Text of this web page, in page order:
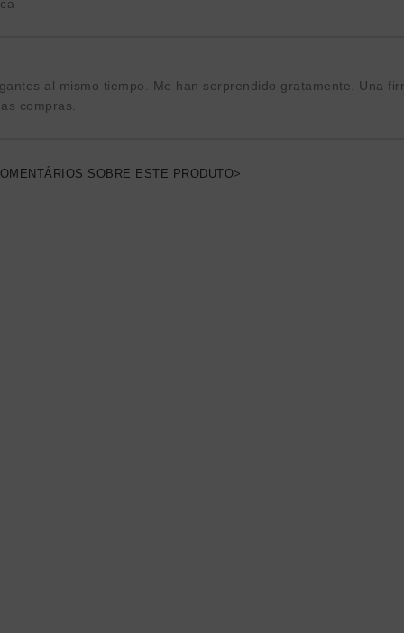
al mismo tiempo. Me han sorprendido gratamente. Una
compras.
SOBRE ESTE PRODUTO>